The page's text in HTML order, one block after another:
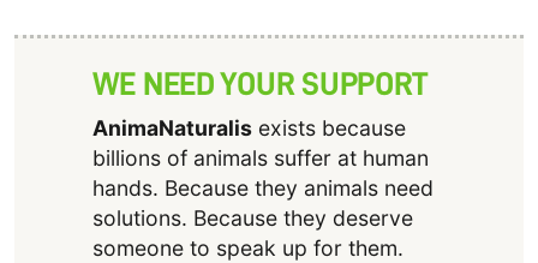
WE NEED YOUR SUPPORT
AnimaNaturalisexists because
billions of animals suffer at human
hands. Because they animals need
solutions. Because they deserve
someone to speak up for them.